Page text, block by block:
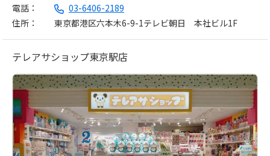
電話
03-6406-2189
住所
東京都港区六本木6-9-1テレビ朝日 本社ビル1F
テレアサショップ東京駅店